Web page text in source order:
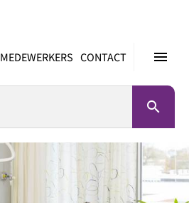
menu
MEDEWERKERS CONTACT
search